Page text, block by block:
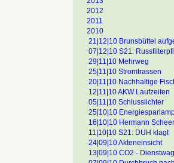
2012
2011
2010
21|12|10 Brunsbüttel
07|12|10 S21:
29|11|10 Mehrweg
25|11|10 Stromtrassen
20|11|10 Nachhaltige
12|11|10 AKW Laufzeiten
05|11|10 Schlusslichter
25|10|10
16|10|10 Hermann Scheer
11|10|10 S21: DUH klagt
24|09|10 Akteneinsicht
13|09|10 CO2 -